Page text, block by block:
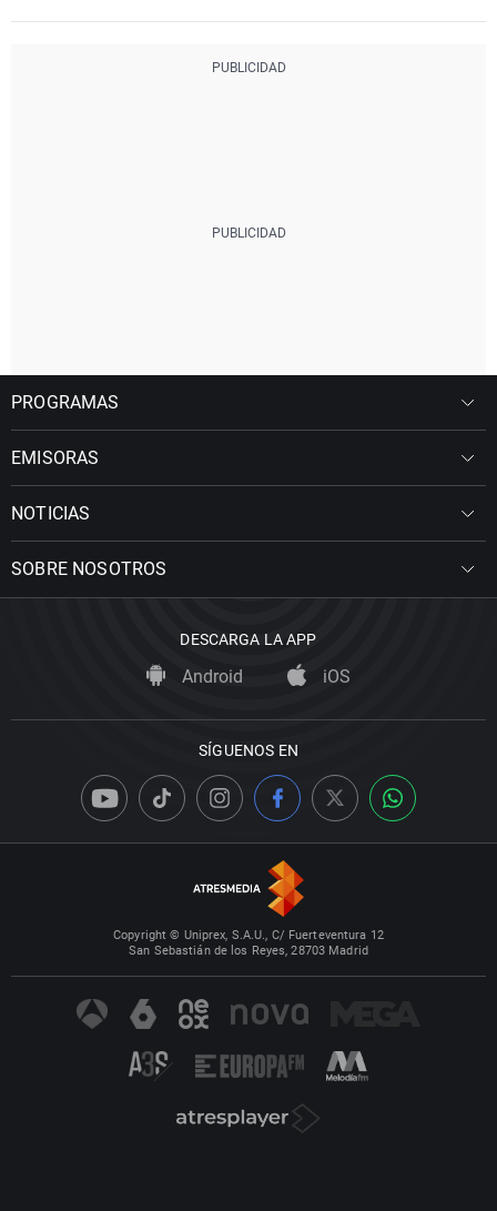
PROGRAMAS
EMISORAS
NOTICIAS
SOBRE NOSOTROS
DESCARGA LA APP
Android iOS
SÍGUENOS EN
Copyright © Uniprex, S.A.U., C/ Fuerteventura 12
San Sebastián de los Reyes, 28703 Madrid